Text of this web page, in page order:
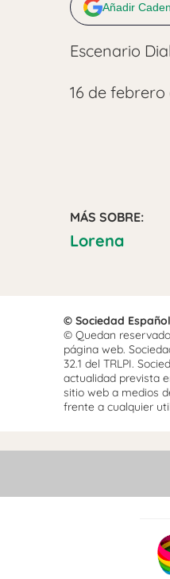
Añadir
Escenario
16 de
MÁS SOBRE:
Lorena
© Sociedad
© Quedan
página web.
32.1 del TRLPI.
actualidad prevista
sitio web a medios
frente a cualquier